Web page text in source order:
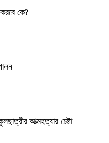
কে?
আত্মহত্যার চেষ্টা